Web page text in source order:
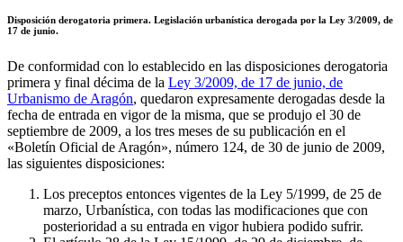
Disposición derogatoria primera. Legislación urbanística derogada por la Ley 3/2009, de
17 de junio.
De conformidad con lo establecido en las disposiciones derogatoria
primera y final décima de la Ley 3/2009, de 17 de junio, de
Urbanismo de Aragón, quedaron expresamente derogadas desde la
fecha de entrada en vigor de la misma, que se produjo el 30 de
septiembre de 2009, a los tres meses de su publicación en el
«Boletín Oficial de Aragón», número 124, de 30 de junio de 2009,
las siguientes disposiciones:
Los preceptos entonces vigentes de la Ley 5/1999, de 25 de
marzo, Urbanística, con todas las modificaciones que con
posterioridad a su entrada en vigor hubiera podido sufrir.